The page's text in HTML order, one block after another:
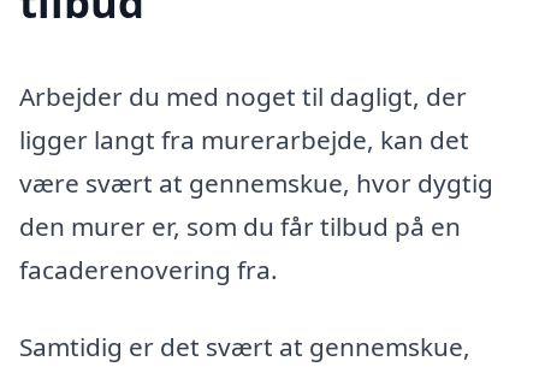
Arbejder du med noget til dagligt, der
ligger langt fra murerarbejde, kan det
være svært at gennemskue, hvor dygtig
den murer er, som du får tilbud på en
facaderenovering fra.
Samtidig er det svært at gennemskue,